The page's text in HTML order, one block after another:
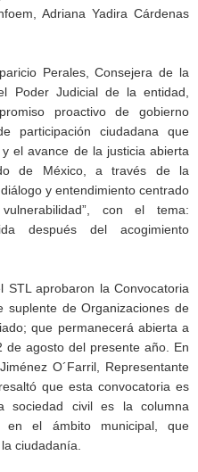
Adriana Yadira Cárdenas
Perales, Consejera de la
Poder Judicial de la entidad,
proactivo de gobierno
participación ciudadana que
el avance de la justicia abierta
de México, a través de la
y entendimiento centrado
con el tema:
después del acogimiento
aprobaron la Convocatoria
suplente de Organizaciones de
que permanecerá abierta a
agosto del presente año. En
O´Farril, Representante
que esta convocatoria es
sociedad civil es la columna
el ámbito municipal, que
ciudadanía.